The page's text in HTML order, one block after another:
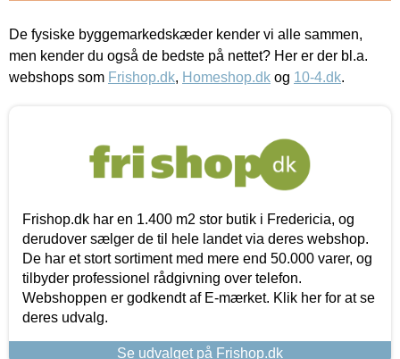
De fysiske byggemarkedskæder kender vi alle sammen,
men kender du også de bedste på nettet? Her er der bl.a.
webshops som Frishop.dk, Homeshop.dk og 10-4.dk.
Frishop.dk har en 1.400 m2 stor butik i Fredericia, og
derudover sælger de til hele landet via deres webshop.
De har et stort sortiment med mere end 50.000 varer, og
tilbyder professionel rådgivning over telefon.
Webshoppen er godkendt af E-mærket. Klik her for at se
deres udvalg.
Se udvalget på Frishop.dk